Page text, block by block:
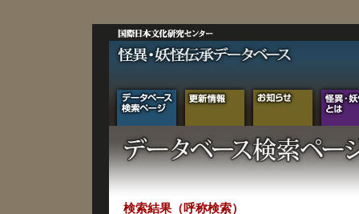
検索結果（呼称検索）